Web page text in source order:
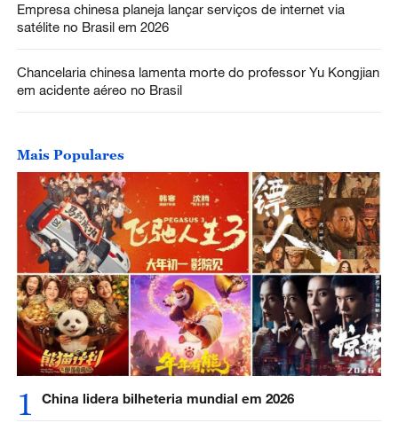
Empresa chinesa planeja lançar serviços de internet via
satélite no Brasil em 2026
Chancelaria chinesa lamenta morte do professor Yu Kongjian
em acidente aéreo no Brasil
Mais Populares
1 China lidera bilheteria mundial em 2026